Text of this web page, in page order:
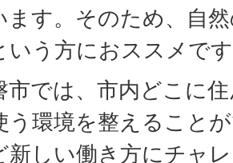
ます。そのため、自
いう方におススメで
市では、市内どこに
う環境を整えること
新しい働き方にチャ